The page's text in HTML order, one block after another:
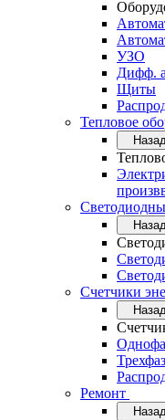
УЗО
Дифф.
Щиты
Тепловое
Счетчики
Ремонт